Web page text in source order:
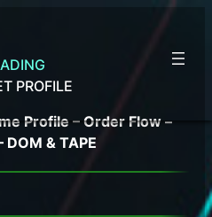
PROFILE
Profile – Order Flow –
DOM & TAPE